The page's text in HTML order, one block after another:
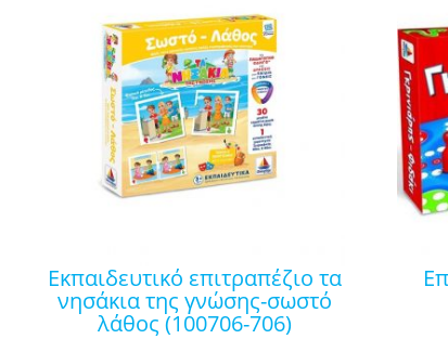
εκπαιδευτικό επιτραπέζιο τα
νησάκια της γνώσης-σωστό
λάθος (100706-706)
επιτραπέζιο γκρινιάρης-